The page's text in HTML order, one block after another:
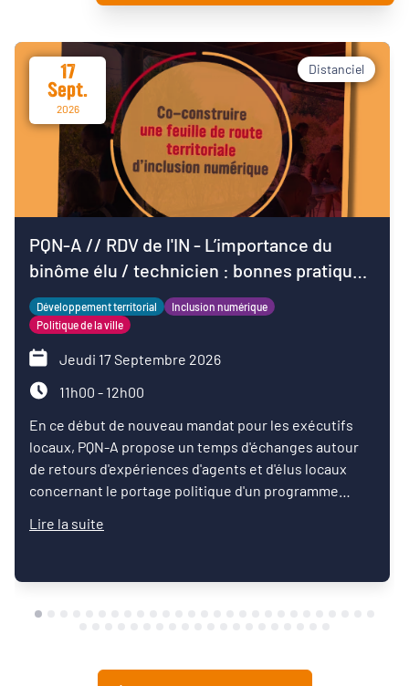
17
Sept.
2026
Distanciel
PQN-A // RDV de l'IN - L’importance du
binôme élu / technicien : bonnes pratiques
pour démarrer le mandat
Développement territorial
Inclusion numérique
Politique de la ville
Jeudi 17 Septembre 2026
11h00 - 12h00
En ce début de nouveau mandat pour les exécutifs
locaux, PQN-A propose un temps d'échanges autour
de retours d'expériences d'agents et d'élus locaux
concernant le portage politique d'un programme
Lire la suite